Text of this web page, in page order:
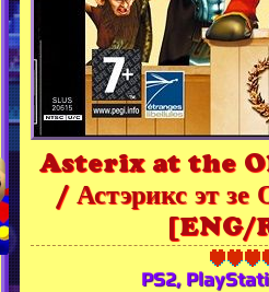
Asterix at the
/ Астэрикс эт
[ENG/
PS2,